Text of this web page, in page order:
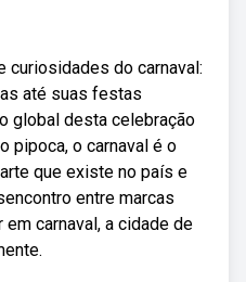
curiosidades do carnaval:
até suas festas
global desta celebração
pipoca, o carnaval é o
que existe no país e
entre marcas
carnaval, a cidade de